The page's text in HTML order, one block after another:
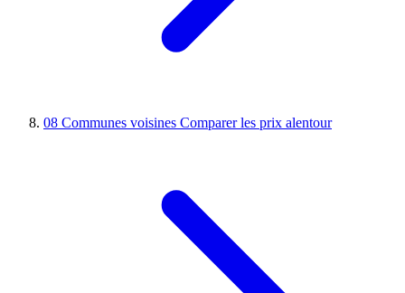
08 Communes voisines Comparer les prix alentour